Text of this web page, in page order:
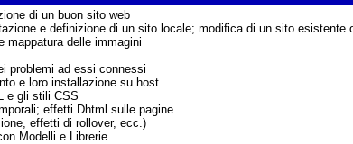
di un buon sito web
e definizione di un sito locale; modifica di un sito esistente
mappatura delle immagini
problemi ad essi connessi
e loro installazione su host
e gli stili CSS
effetti Dhtml sulle pagine
effetti di rollover, ecc.)
Modelli e Librerie